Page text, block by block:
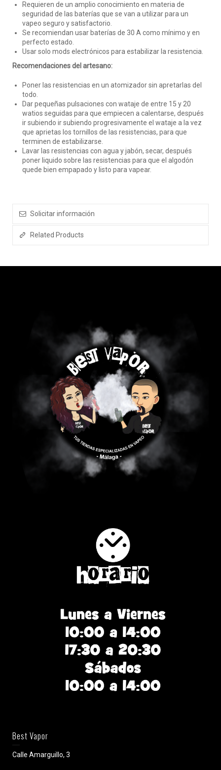
Requieren de un amplio conocimiento en materia de
seguridad de las baterías que se van a utilizar para un
vapeo seguro y satisfactorio.
Se recomiendan usar baterías de 30 A como mínimo y en
perfecto estado.
Usar solo mods electrónicos para estabilizar la resistencia.
Recomendaciones del artesano:
Poner las resistencias en un atomizador sin apretarlas del
todo.
Dar pequeñas pulsaciones con wataje de entre 15 y 20
watios seguidas para que empiecen a calentarse, después
ir subiendo ir subiendo progresivamente el wataje a la vez
que aprietas los tornillos de las resistencias, para que
terminen de estabilizarse.
Lavar las resistencias con agua y jabón, secar, después
poner liquido sobre las resistencias para que el algodón
quede bien empapado y listo para vapear.
Solicitar información
Related Products
Best Vapor
Calle Amarguillo, 3